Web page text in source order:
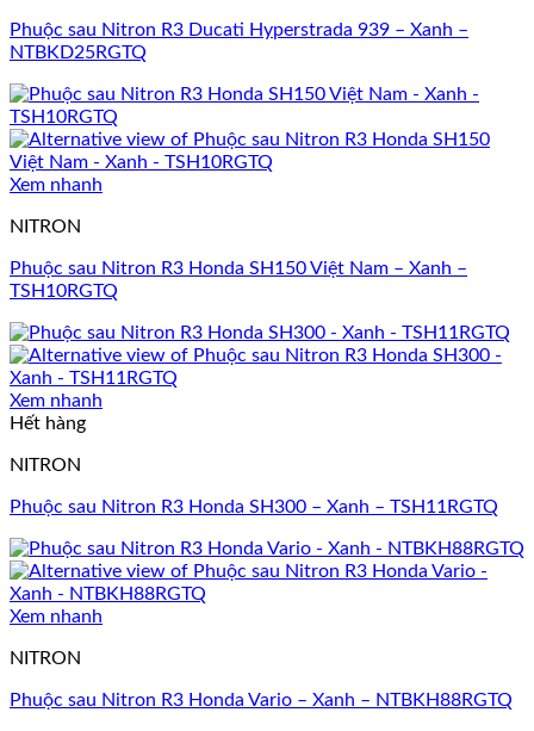
Phuộc sau Nitron R3 Ducati Hyperstrada 939 – Xanh –
NTBKD25RGTQ
Xem nhanh
NITRON
Phuộc sau Nitron R3 Honda SH150 Việt Nam – Xanh –
TSH10RGTQ
Xem nhanh
Hết hàng
NITRON
Phuộc sau Nitron R3 Honda SH300 – Xanh – TSH11RGTQ
Xem nhanh
NITRON
Phuộc sau Nitron R3 Honda Vario – Xanh – NTBKH88RGTQ